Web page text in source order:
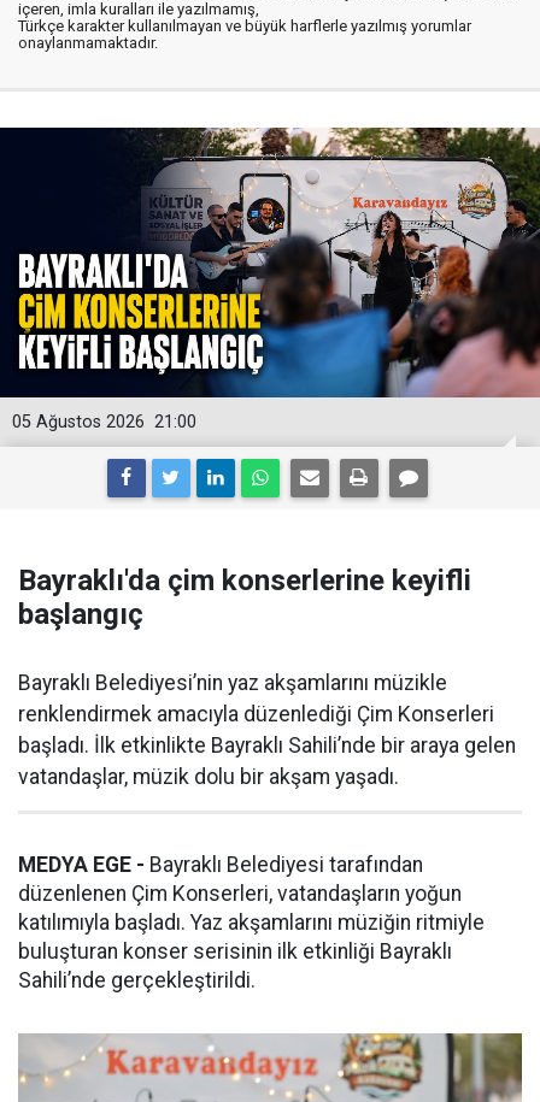
içeren, imla kuralları ile yazılmamış,
Türkçe karakter kullanılmayan ve büyük harflerle yazılmış yorumlar
onaylanmamaktadır.
21:00
05 Ağustos 2026
Bayraklı'da çim konserlerine keyifli
başlangıç
Bayraklı Belediyesi’nin yaz akşamlarını müzikle
renklendirmek amacıyla düzenlediği Çim Konserleri
başladı. İlk etkinlikte Bayraklı Sahili’nde bir araya gelen
vatandaşlar, müzik dolu bir akşam yaşadı.
MEDYA EGE - Bayraklı Belediyesi tarafından
düzenlenen Çim Konserleri, vatandaşların yoğun
katılımıyla başladı. Yaz akşamlarını müziğin ritmiyle
buluşturan konser serisinin ilk etkinliği Bayraklı
Sahili’nde gerçekleştirildi.